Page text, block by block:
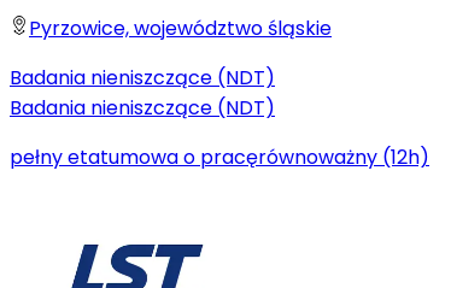
Pyrzowice, województwo śląskie
Badania nieniszczące (NDT)
Badania nieniszczące (NDT)
pełny etatumowa o pracęrównoważny (12h)